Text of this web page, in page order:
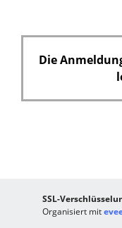
Die
SSL-
Organisiert mit